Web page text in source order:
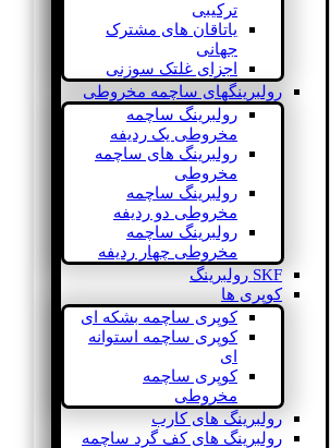
ترکیبی
یاتاقان های مشترک
جهانی
اجزای غلتک سوزنی
رولبرینگهای ساچمه مخروطی
رولبرینگ ساچمه
مخروطی یک ردیفه
رولبرینگ های ساچمه
مخروطی
رولبرینگ ساچمه
مخروطی دو ردیفه
رولبرینگ ساچمه
مخروطی چهار ردیفه
SKF رولبرینگ
کوپری ها
کوپری ساچمه بشکه ای
کوپری ساچمه استوانه
ای
کوپری ساچمه
مخروطی
رولبرینگ های کارب
رولبرینگ های کف گرد ساچمه